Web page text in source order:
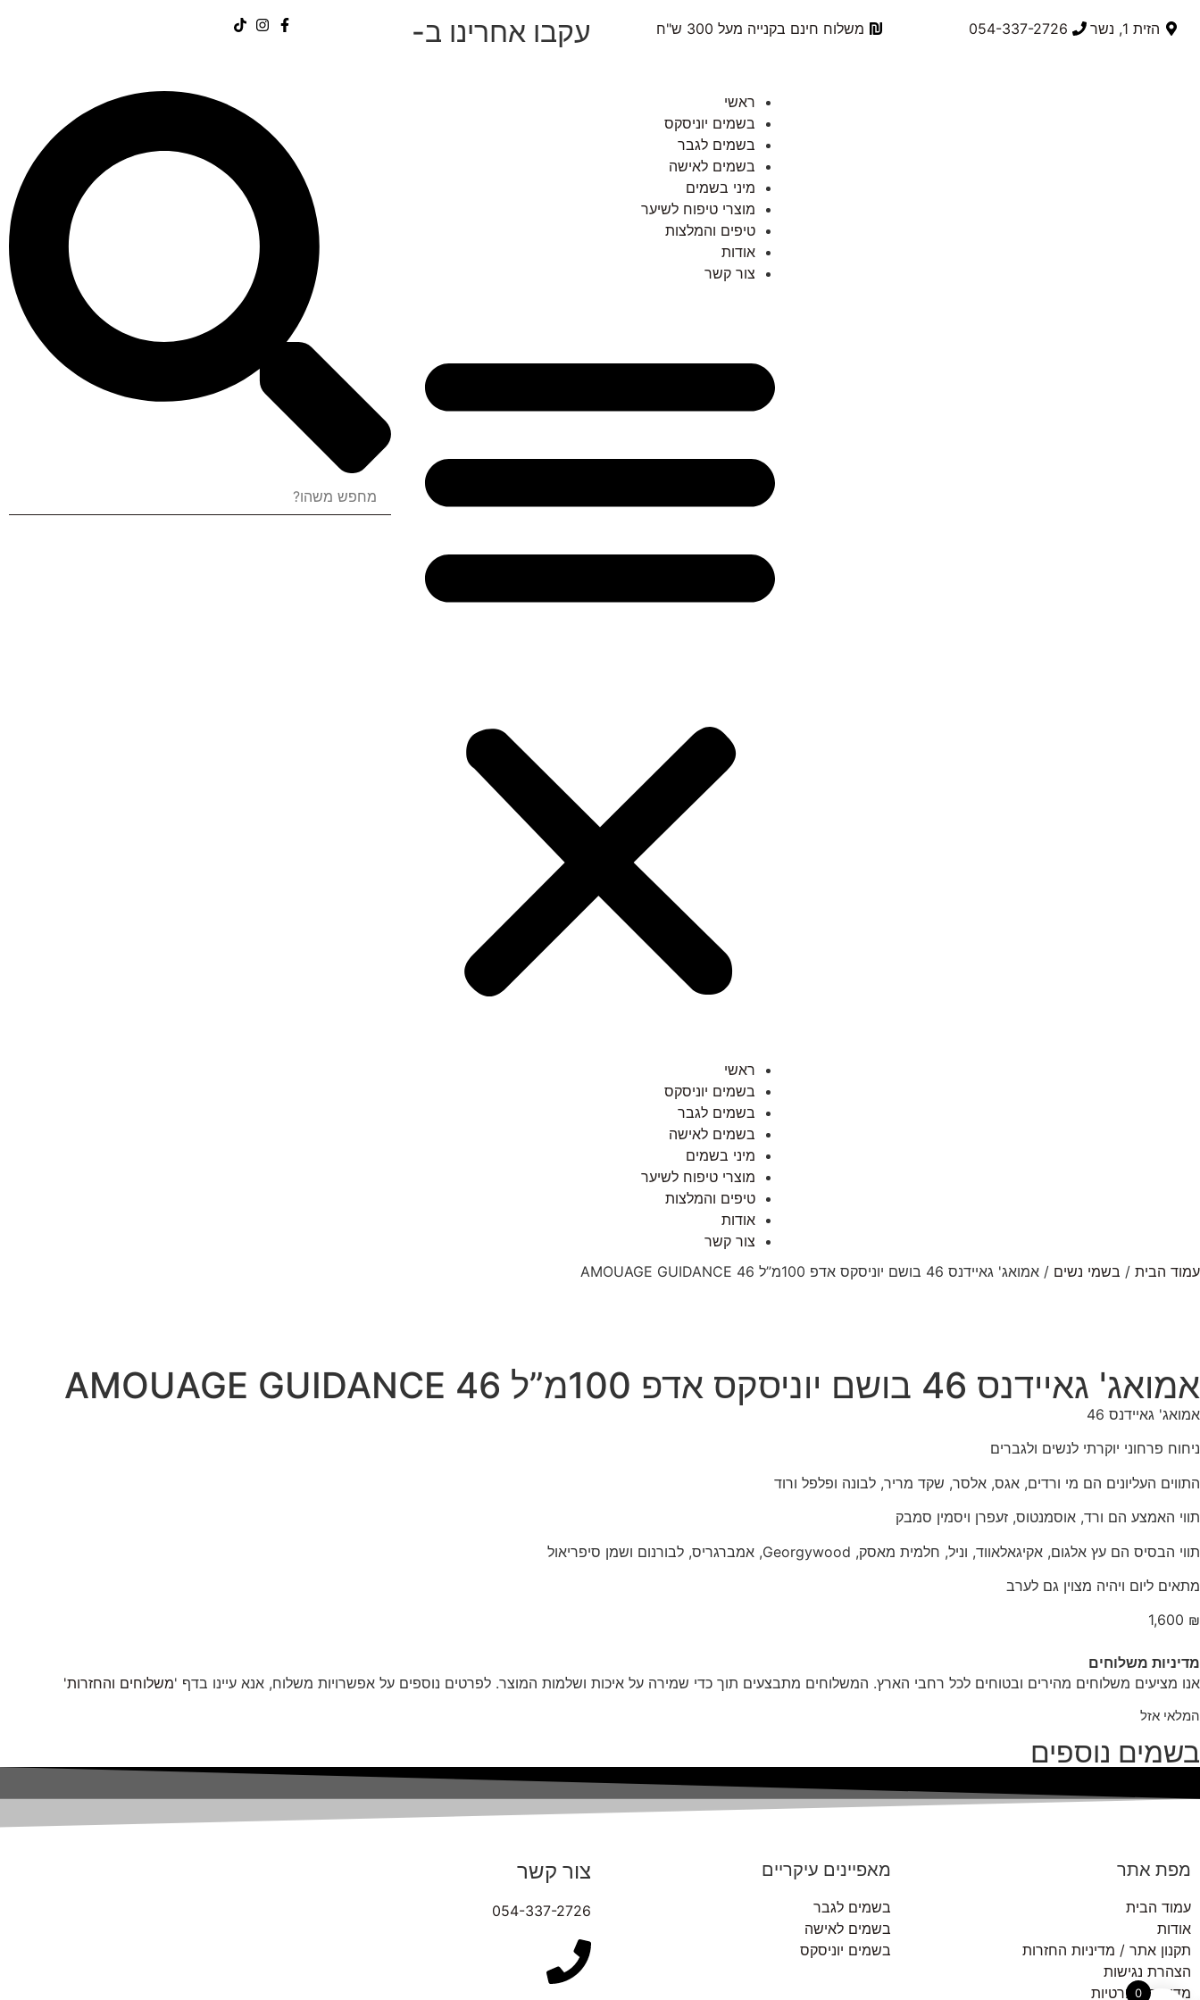
הזית 1, נשר 054-337-2726⁩ משלוח חינם בקנייה מעל 300 ש"ח עקבו אחרינו ב-
ראשי
בשמים יוניסקס
בשמים לגבר
בשמים לאישה
מיני בשמים
מוצרי טיפוח לשיער
טיפים והמלצות
אודות
צור קשר
ראשי
בשמים יוניסקס
בשמים לגבר
בשמים לאישה
מיני בשמים
מוצרי טיפוח לשיער
טיפים והמלצות
אודות
צור קשר
עמוד הבית / בשמי נשים / אמואג' גאיידנס 46 בושם יוניסקס אדפ 100מ”ל AMOUAGE GUIDANCE 46
אמואג' גאיידנס 46 בושם יוניסקס אדפ 100מ”ל AMOUAGE GUIDANCE 46
אמואג' גאיידנס 46
ניחוח פרחוני יוקרתי לנשים ולגברים
התווים העליונים הם מי ורדים, אגס, אלסר, שקד מריר, לבונה ופלפל ורוד
תווי האמצע הם ורד, אוסמנטוס, זעפרן ויסמין סמבק
תווי הבסיס הם עץ אלגום, אקיגאלאווד, וניל, חלמית מאסק, Georgywood, אמברגריס, לבורנום ושמן סיפריאול
מתאים ליום ויהיה מצוין גם לערב
1,600 ₪
מדיניות משלוחים
אנו מציעים משלוחים מהירים ובטוחים לכל רחבי הארץ. המשלוחים מתבצעים תוך כדי שמירה על איכות ושלמות המוצר. לפרטים נוספים על אפשרויות משלוח, אנא עיינו בדף 'משלוחים והחזרות'
המלאי אזל
בשמים נוספים
מפת אתר
עמוד הבית
אודות
תקנון אתר / מדיניות החזרות
הצהרת נגישות
מדיניות הפרטיות
מאפיינים עיקריים
בשמים לגבר
בשמים לאישה
בשמים יוניסקס
צור קשר
054-337-2726
0